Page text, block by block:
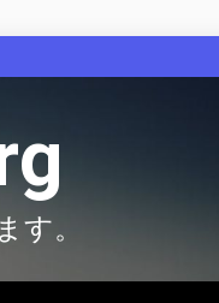
す。